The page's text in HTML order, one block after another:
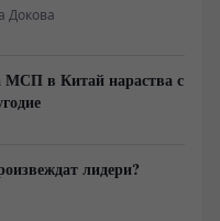
Докова
МСП в Китай нараства с
лидери?